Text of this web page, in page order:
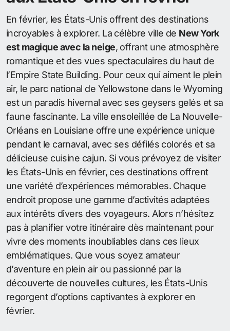
En février, les États-Unis offrent des destinations
incroyables à explorer. La célèbre ville de New York
est magique avec la neige, offrant une atmosphère
romantique et des vues spectaculaires du haut de
l’Empire State Building. Pour ceux qui aiment le plein
air, le parc national de Yellowstone dans le Wyoming
est un paradis hivernal avec ses geysers gelés et sa
faune fascinante. La ville ensoleillée de La Nouvelle-
Orléans en Louisiane offre une expérience unique
pendant le carnaval, avec ses défilés colorés et sa
délicieuse cuisine cajun. Si vous prévoyez de visiter
les États-Unis en février, ces destinations offrent
une variété d’expériences mémorables. Chaque
endroit propose une gamme d’activités adaptées
aux intérêts divers des voyageurs. Alors n’hésitez
pas à planifier votre itinéraire dès maintenant pour
vivre des moments inoubliables dans ces lieux
emblématiques. Que vous soyez amateur
d’aventure en plein air ou passionné par la
découverte de nouvelles cultures, les États-Unis
regorgent d’options captivantes à explorer en
février.